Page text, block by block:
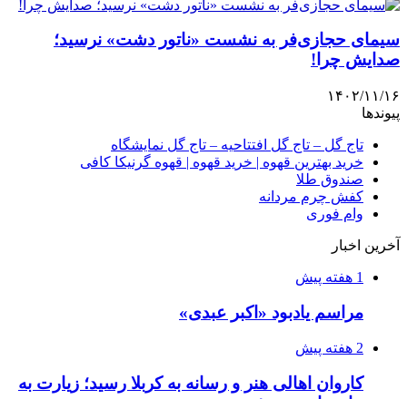
سیمای حجازی‌فر به نشست «ناتور دشت» نرسید؛
صدایش چرا!
۱۴۰۲/۱۱/۱۶
پیوندها
تاج گل – تاج گل افتتاحیه – تاج گل نمایشگاه
خرید بهترین قهوه | خرید قهوه | قهوه گرنیکا کافی
صندوق طلا
کفش چرم مردانه
وام فوری
آخرین اخبار
1 هفته پیش
مراسم یادبود «اکبر عبدی»
2 هفته پیش
کاروان اهالی هنر و رسانه به کربلا رسید؛ زیارت به